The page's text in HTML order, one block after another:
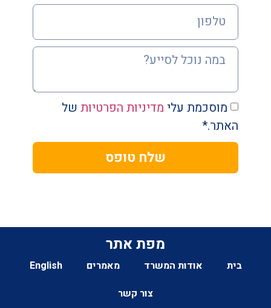
מוסכמת עלי מדיניות הפרטיותשל
האתר.*
שלח טופס
מפת אתר
בית אודות המשרד מאמרים
English
צור קשר